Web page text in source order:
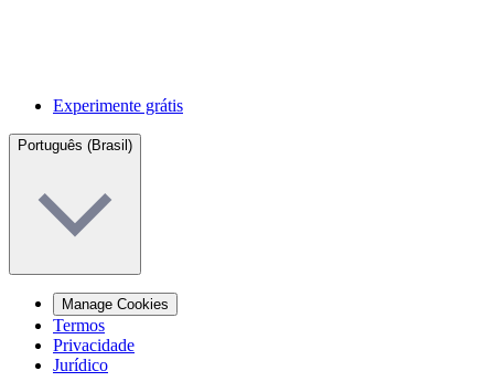
Experimente grátis
Português (Brasil)
Manage Cookies
Termos
Privacidade
Jurídico